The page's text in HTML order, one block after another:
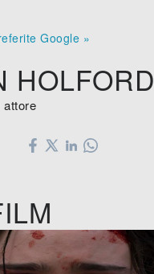
Google »
HOLFORD
attore